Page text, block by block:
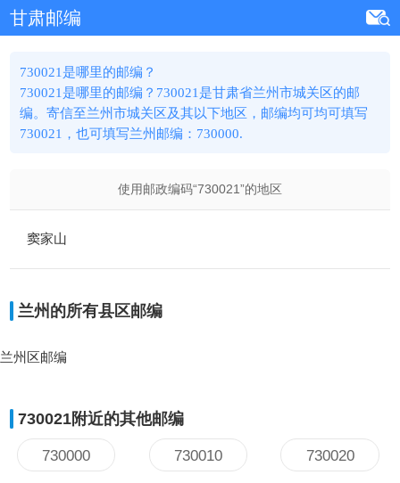
甘肃邮编
730021是哪里的邮编？
730021是哪里的邮编？730021是甘肃省兰州市城关区的邮
编。寄信至兰州市城关区及其以下地区，邮编均可均可填写
730021，也可填写兰州邮编：730000.
使用邮政编码“730021”的地区
窦家山
兰州的所有县区邮编
兰州区邮编
730021附近的其他邮编
730000 730010 730020